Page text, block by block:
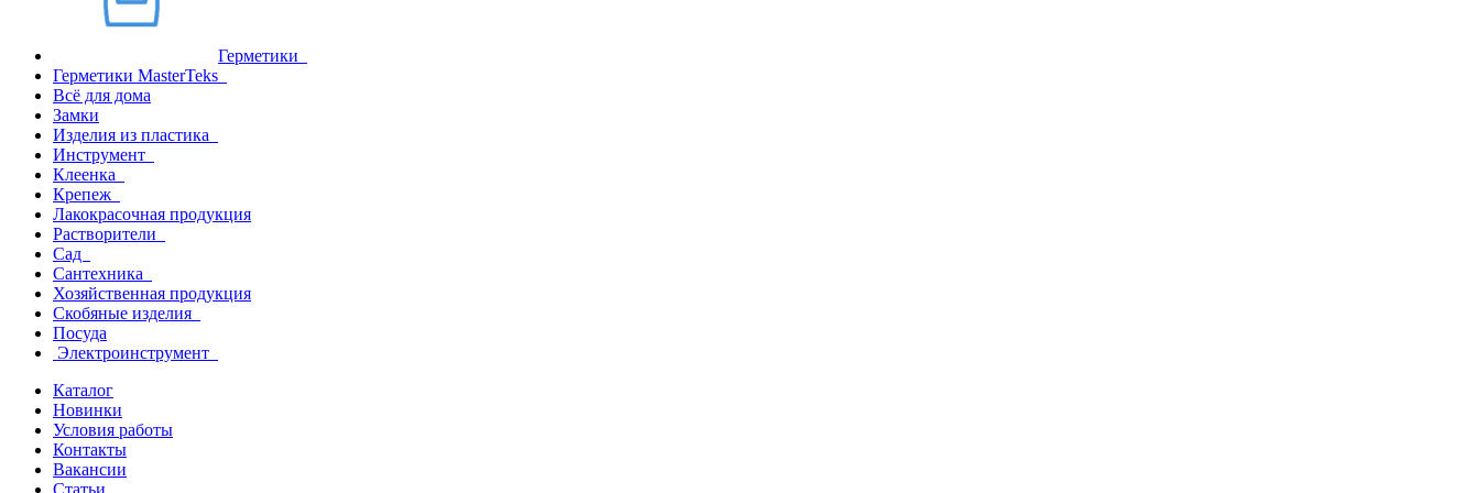
Герметики
Герметики MasterTeks
Всё для дома
Замки
Изделия из пластика
Инструмент
Клеенка
Крепеж
Лакокрасочная продукция
Растворители
Сад
Сантехника
Хозяйственная продукция
Скобяные изделия
Посуда
Электроинструмент
Каталог
Новинки
Условия работы
Контакты
Вакансии
Статьи